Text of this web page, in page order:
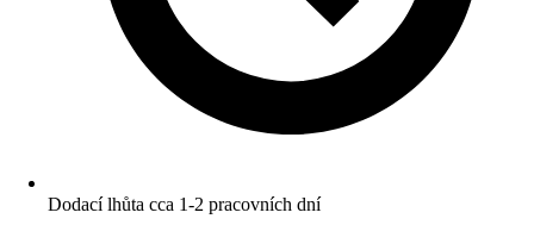
Dodací lhůta cca 1-2 pracovních dní